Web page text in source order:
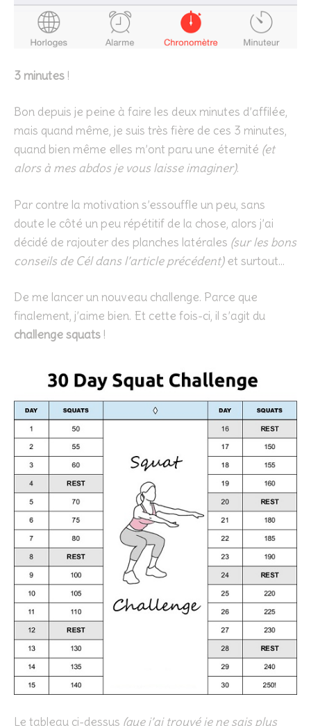
3 minutes !
Bon depuis je peine à faire les deux minutes d’affilée,
mais quand même, je suis très fière de ces 3 minutes,
quand bien même elles m’ont paru une éternité (et
alors à mes abdos je vous laisse imaginer).
Par contre la motivation s’essouffle un peu, sans
doute le côté un peu répétitif de la chose, alors j’ai
décidé de rajouter des planches latérales (sur les bons
conseils de Cél dans l’article précédent)et surtout…
De me lancer un nouveau challenge. Parce que
finalement, j’aime bien. Et cette fois-ci, il s’agit du
challenge squats !
Le tableau ci-dessus (que j’ai trouvé je ne sais plus